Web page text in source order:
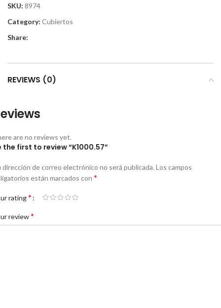
SKU: 8974
Category: Cubiertos
Share:
REVIEWS (0)
are no reviews yet.
the first to review “K1000.57”
dirección de correo electrónico no será publicada. Los campos
están marcados con *
rating*
review*